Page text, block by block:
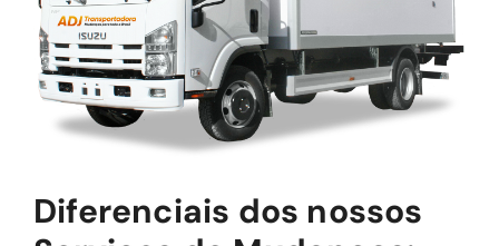
Diferenciais dos nossos